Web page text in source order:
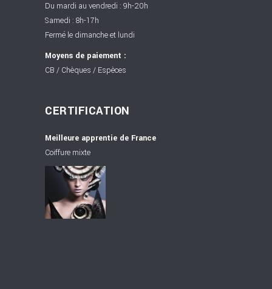
Du mardi au vendredi : 9h-20h
Samedi : 8h-17h
Fermé le dimanche et lundi
Moyens de paiement :
CB / Chèques / Espèces
CERTIFICATION
Meilleure apprentie de France
Coiffure mixte